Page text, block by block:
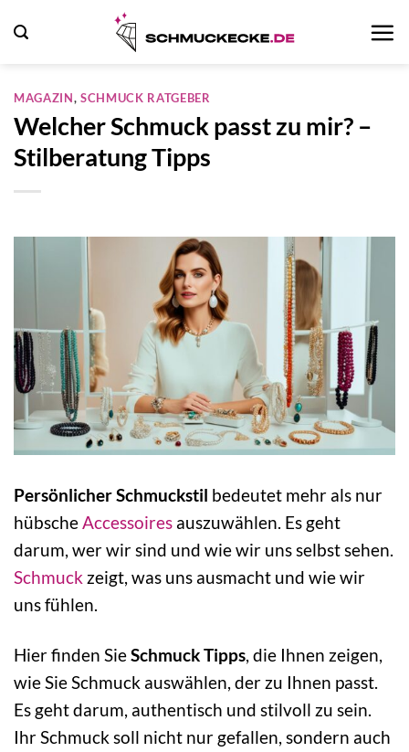
Inhalt
MAGAZIN,SCHMUCK RATGEBER
Welcher Schmuck passt zu mir? –
Stilberatung Tipps
Persönlicher Schmuckstil bedeutet mehr als nur
hübscheAccessoires auszuwählen. Es geht
darum, wer wir sind und wie wir uns selbst sehen.
Schmuck zeigt, was uns ausmacht und wie wir
uns fühlen.
Hier finden SieSchmuck Tipps , die Ihnen zeigen,
wie Sie Schmuck auswählen, der zu Ihnen passt.
Es geht darum, authentisch und stilvoll zu sein.
Ihr Schmuck soll nicht nur gefallen, sondern auch